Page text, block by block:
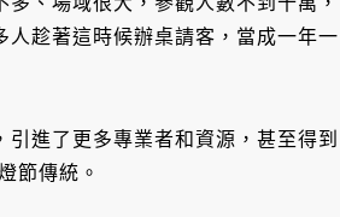
趁著這時候辦桌請客，當成一年一
進了更多專業者和資源，甚至得到
節傳統。